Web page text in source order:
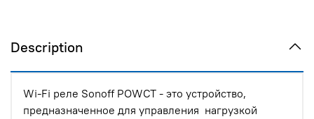
Description
Wi-Fi реле Sonoff POWCT - это устройство,
предназначенное для управления нагрузкой